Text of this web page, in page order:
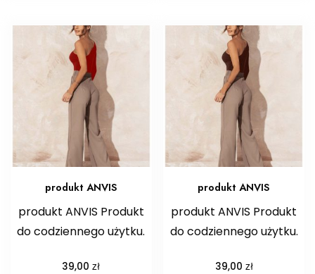
produkt ANVIS
produkt ANVIS Produkt
do codziennego użytku.
39,00zł
produkt ANVIS
produkt ANVIS Produkt
do codziennego użytku.
39,00 zł